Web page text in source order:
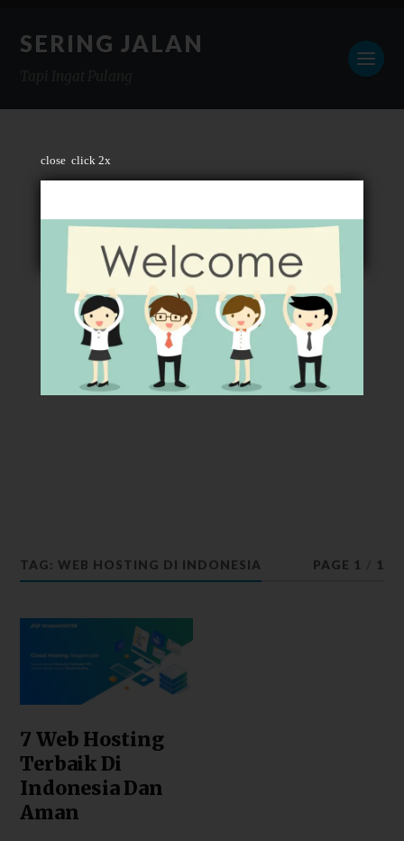
close click 2x
SERING JALAN
TAG: WEB HOSTING DI INDONESIA PAGE 1 1
7 Web Hosting
Terbaik Di
Indonesia Dan
Aman